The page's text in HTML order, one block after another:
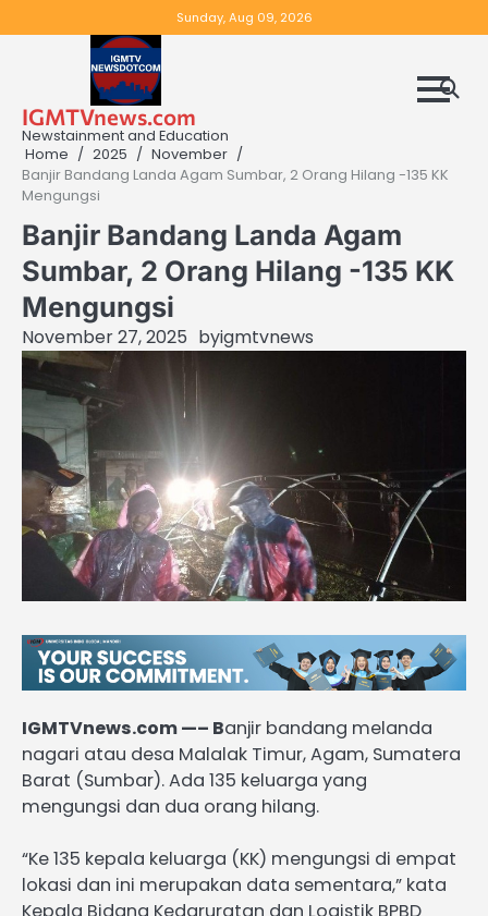
to
Sunday, Aug 09, 2026
IGMTVnews.com
Newstainment and Education
Home
2025
November
Banjir Bandang Landa Agam Sumbar, 2 Orang Hilang -135 KK
Mengungsi
Banjir Bandang Landa Agam
Sumbar, 2 Orang Hilang -135 KK
Mengungsi
November 27, 2025 byigmtvnews
IGMTVnews.com —– Banjir bandang melanda
nagari atau desa Malalak Timur, Agam, Sumatera
Barat (Sumbar). Ada 135 keluarga yang
mengungsi dan dua orang hilang.
“Ke 135 kepala keluarga (KK) mengungsi di empat
lokasi dan ini merupakan data sementara,” kata
Kepala Bidang Kedaruratan dan Logistik BPBD